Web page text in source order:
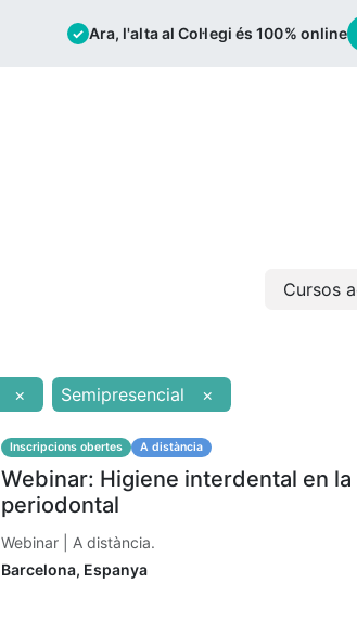
✓ Ara, l'alta al Col·legi és 100% online
Cursos
× Semipresencial ×
Inscripcions obertes A distància
Webinar: Higiene interdental en
periodontal
Webinar | A distància.
Barcelona, Espanya